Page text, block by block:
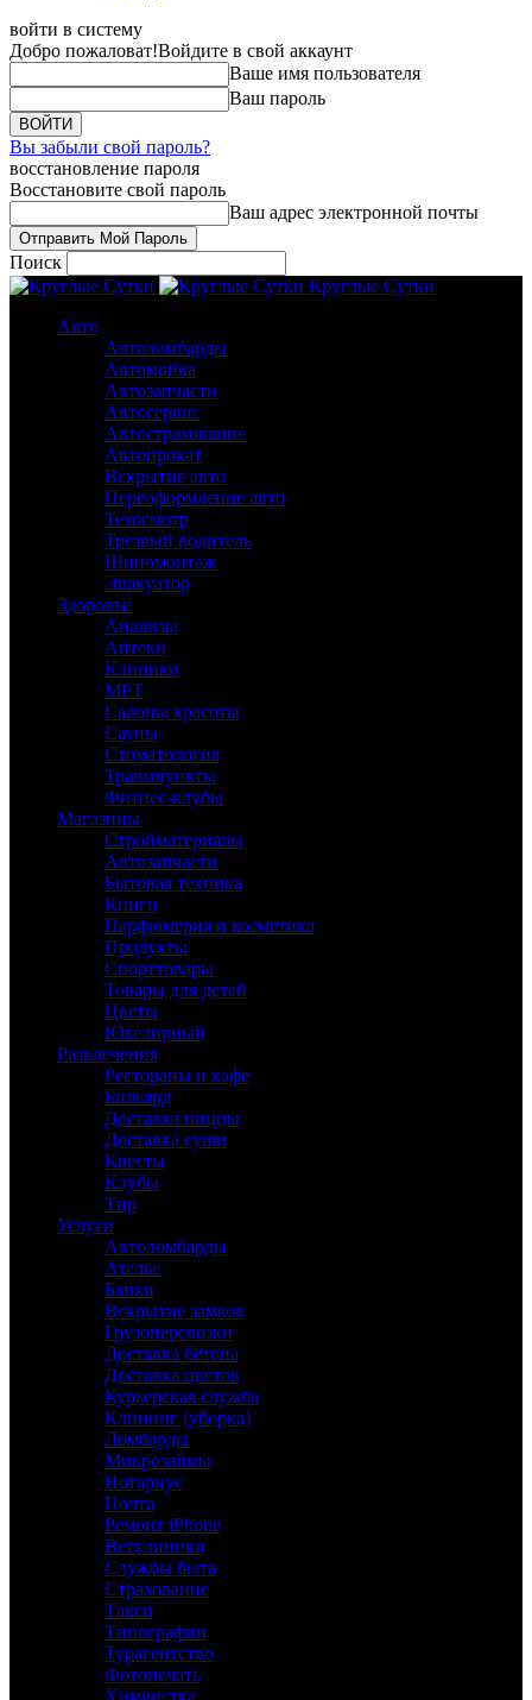
войти в систему
Добро пожаловат!Войдите в свой аккаунт
Ваше имя пользователя
Ваш пароль
Вы забыли свой пароль?
восстановление пароля
Восстановите свой пароль
Ваш адрес электронной почты
Поиск
Круглые Сутки
Авто
Автоломбарды
Автомойка
Автозапчасти
Автосервис
Автострахование
Автопрокат
Вскрытие авто
Переоформление авто
Техосмотр
Трезвый водитель
Шиномонтаж
Эвакуатор
Здоровье
Анализы
Аптеки
Клиники
МРТ
Салоны красоты
Сауны
Стоматология
Травмпункты
Фитнес-клубы
Магазины
Стройматериалы
Автозапчасти
Бытовая техника
Книги
Парфюмерия и косметика
Продукты
Спорттовары
Товары для детей
Цветы
Ювелирный
Развлечения
Рестораны и кафе
Бильярд
Доставка пиццы
Доставка суши
Квесты
Клубы
Тир
Услуги
Автоломбарды
Ателье
Банки
Вскрытие замков
Грузоперевозки
Доставка бетона
Доставка цветов
Курьерская служба
Клининг (уборка)
Ломбарды
Микрозаймы
Нотариус
Почта
Ремонт iPhone
Ветклиники
Службы быта
Страхование
Такси
Типографии
Турагентство
Фотопечать
Химчистка